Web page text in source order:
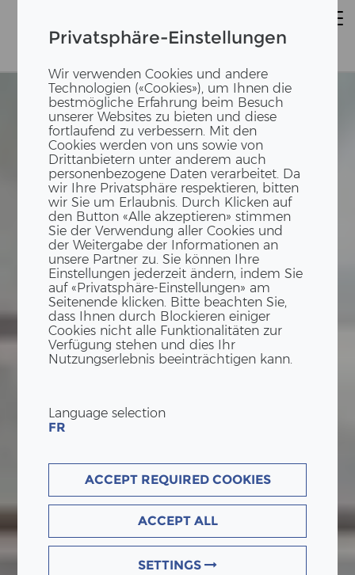
Privatsphäre-Einstellungen
Wir verwenden Cookies und andere
Technologien («Cookies»), um Ihnen die
bestmögliche Erfahrung beim Besuch
unserer Websites zu bieten und diese
fortlaufend zu verbessern. Mit den
Cookies werden von uns sowie von
Drittanbietern unter anderem auch
personenbezogene Daten verarbeitet. Da
wir Ihre Privatsphäre respektieren, bitten
wir Sie um Erlaubnis. Durch Klicken auf
den Button «Alle akzeptieren» stimmen
Sie der Verwendung aller Cookies und
der Weitergabe der Informationen an
unsere Partner zu. Sie können Ihre
Einstellungen jederzeit ändern, indem Sie
auf «Privatsphäre-Einstellungen» am
Seitenende klicken. Bitte beachten Sie,
dass Ihnen durch Blockieren einiger
Cookies nicht alle Funktionalitäten zur
Verfügung stehen und dies Ihr
Nutzungserlebnis beeinträchtigen kann.
Language selection
FR
ACCEPT REQUIRED COOKIES
ACCEPT ALL
SETTINGS
H
O
L
Z
-
H
Y
B
RI
D
-
B
A
U